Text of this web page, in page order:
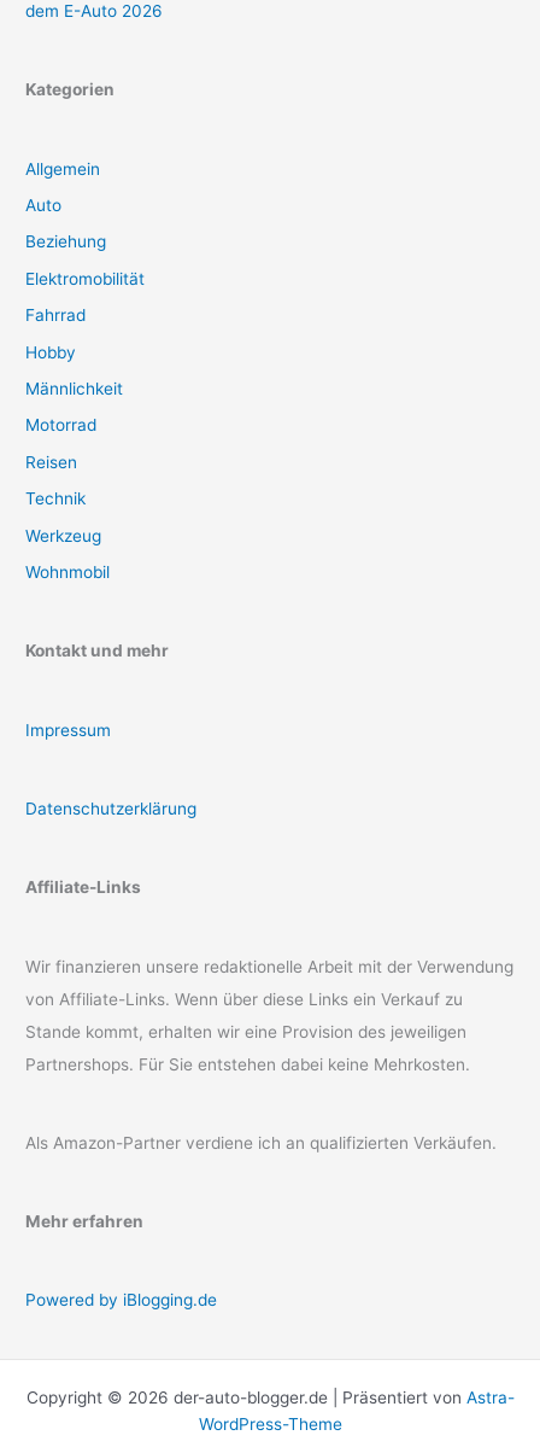
dem E-Auto 2026
Kategorien
Allgemein
Auto
Beziehung
Elektromobilität
Fahrrad
Hobby
Männlichkeit
Motorrad
Reisen
Technik
Werkzeug
Wohnmobil
Kontakt und mehr
Impressum
Datenschutzerklärung
Affiliate-Links
Wir finanzieren unsere redaktionelle Arbeit mit der Verwendung
von Affiliate-Links. Wenn über diese Links ein Verkauf zu
Stande kommt, erhalten wir eine Provision des jeweiligen
Partnershops. Für Sie entstehen dabei keine Mehrkosten.
Als Amazon-Partner verdiene ich an qualifizierten Verkäufen.
Mehr erfahren
Powered by iBlogging.de
Copyright © 2026 der-auto-blogger.de | Präsentiert von Astra-
WordPress-Theme